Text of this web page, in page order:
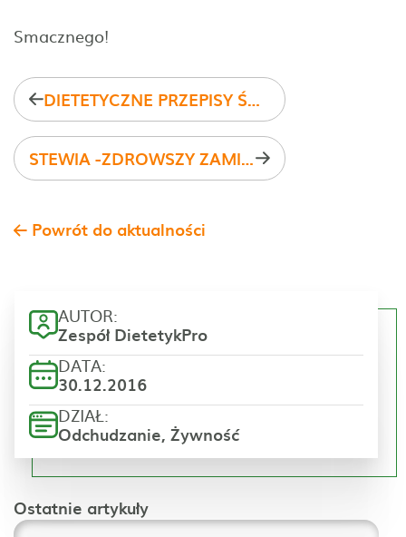
Smacznego!
DIETETYCZNE PRZEPISY ŚWIĄTECZNE cz.II
STEWIA -ZDROWSZY ZAMIENNIK CUKRU
Powrót do aktualności
AUTOR:
Zespół DietetykPro
DATA:
30.12.2016
DZIAŁ:
Odchudzanie, Żywność
Ostatnie artykuły